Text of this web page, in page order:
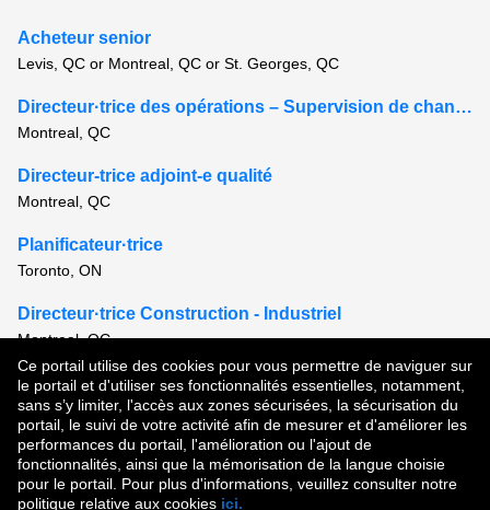
Ce portail utilise des cookies pour vous permettre de naviguer sur
le portail et d'utiliser ses fonctionnalités essentielles, notamment,
sans s’y limiter, l'accès aux zones sécurisées, la sécurisation du
portail, le suivi de votre activité afin de mesurer et d'améliorer les
performances du portail, l'amélioration ou l'ajout de
fonctionnalités, ainsi que la mémorisation de la langue choisie
pour le portail. Pour plus d'informations, veuillez consulter notre
politique relative aux cookies ici.
Acheteur senior
Levis, QC or Montreal, QC or St. Georges, QC
Directeur·trice des opérations – Supervision de chantier
Montreal, QC
Directeur-trice adjoint-e qualité
Montreal, QC
Planificateur·trice
Toronto, ON
Directeur·trice Construction - Industriel
Montreal, QC
Voir tous les postes semblables
Droit d'auteur © 2026
Conditions d'utilisation | Politique de confidentialité